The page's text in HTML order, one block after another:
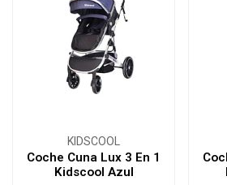
KIDSCOOL
Coche Cuna Lux 3 En 1
Kidscool Azul